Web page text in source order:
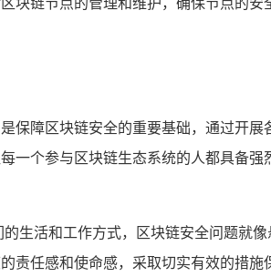
块链节点的管理和维护，确保节点的
保障区块链安全的重要基础，通过开
一个参与区块链生态系统的人都具备
生活和工作方式，区块链安全问题就
责任感和使命感，采取切实有效的措